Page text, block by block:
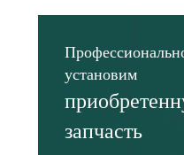
установим
запчасть